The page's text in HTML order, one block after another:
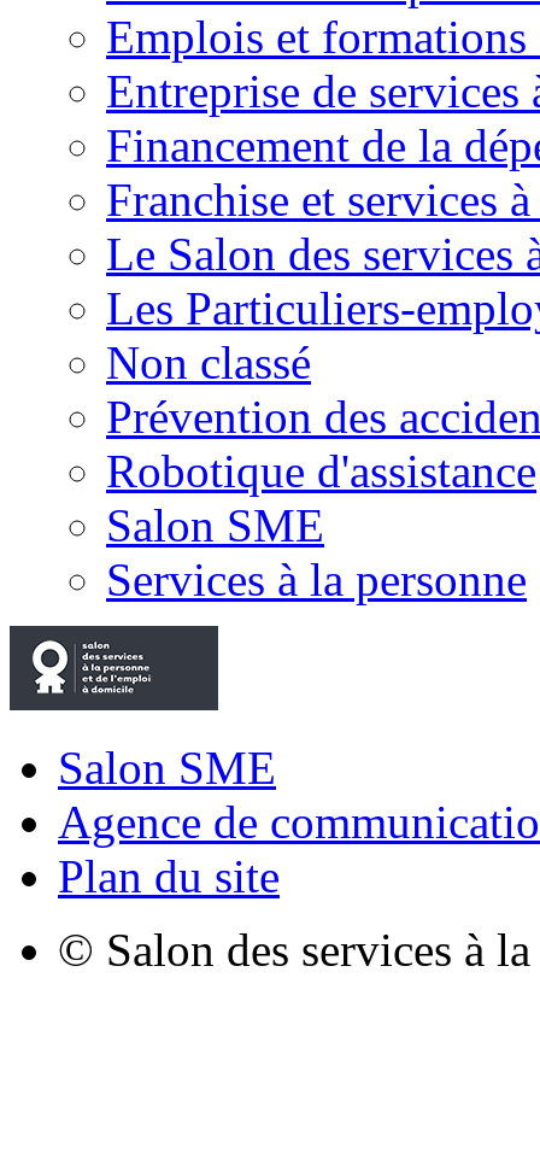
Emplois et formations
Entreprise de services
Financement de la
Franchise et services
Le Salon des services
Les Particuliers-
Non classé
Prévention des
Robotique d'assistance
Salon SME
Services à la personne
Salon SME
Agence de
Plan du site
© Salon des services à